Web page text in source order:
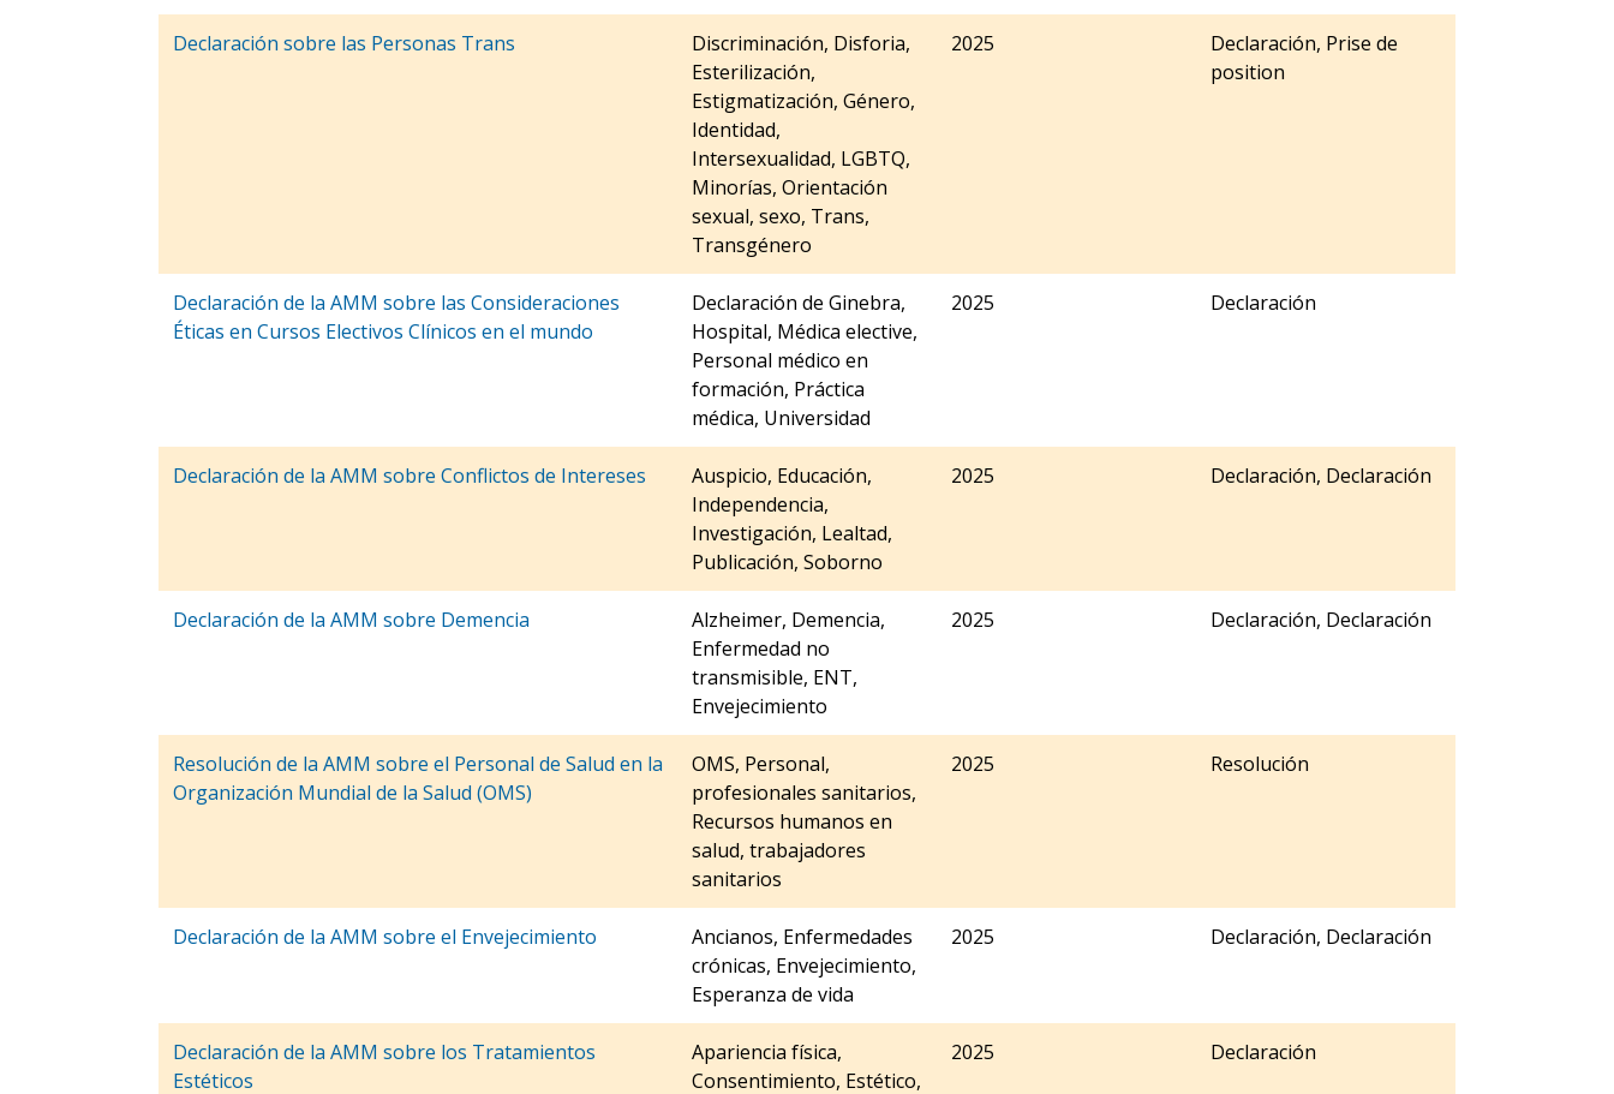
Declaración sobre las Personas Trans
Discriminación, Disforia,
Esterilización,
Estigmatización, Género,
Identidad,
Intersexualidad, LGBTQ,
Minorías, Orientación
sexual, sexo, Trans,
Transgénero
2025
Declaración, Prise de
position
Declaración de la AMM sobre las Consideraciones
Éticas en Cursos Electivos Clínicos en el mundo
Declaración de Ginebra,
Hospital, Médica elective,
Personal médico en
formación, Práctica
médica, Universidad
2025 Declaración
Declaración de la AMM sobre Conflictos de Intereses
Auspicio, Educación,
Independencia,
Investigación, Lealtad,
Publicación, Soborno
2025 Declaración, Declaración
Declaración de la AMM sobre Demencia
Alzheimer, Demencia,
Enfermedad no
transmisible, ENT,
Envejecimiento
2025 Declaración, Declaración
Resolución de la AMM sobre el Personal de Salud en la
Organización Mundial de la Salud (OMS)
OMS, Personal,
profesionales sanitarios,
Recursos humanos en
salud, trabajadores
sanitarios
2025 Resolución
Declaración de la AMM sobre el Envejecimiento
Ancianos, Enfermedades
crónicas, Envejecimiento,
Esperanza de vida
2025 Declaración, Declaración
Declaración de la AMM sobre los Tratamientos
Estéticos
Apariencia física,
Consentimiento, Estético,
2025 Declaración